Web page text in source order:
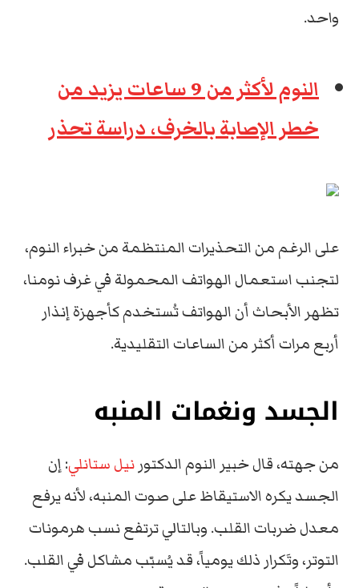
واحد.
النوم لأكثر من 9 ساعات يزيد من
خطر الإصابة بالخرف، دراسة تحذر
على الرغم من التحذيرات المنتظمة من خبراء النوم،
لتجنب استعمال الهواتف المحمولة في غرف نومنا،
تظهر الأبحاث أن الهواتف تُستخدم كأجهزة إنذار
أربع مرات أكثر من الساعات التقليدية.
الجسد ونغمات المنبه
من جهته، قال خبير النوم الدكتور نيل ستانلي: إن
الجسد يكره الاستيقاظ على صوت المنبه، لأنه يرفع
معدل ضربات القلب. وبالتالي ترتفع نسب هرمونات
التوتر، وتَكرار ذلك يومياً، قد يُسبّب مشاكل في القلب.